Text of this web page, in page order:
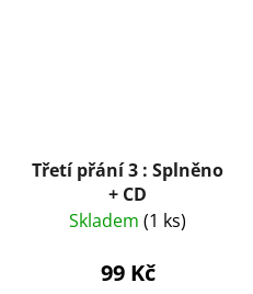
Třetí přání 3 : Splněno
+ CD
Skladem (1 ks)
99 Kč